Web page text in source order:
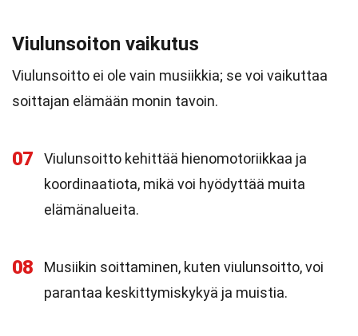
Viulunsoiton vaikutus
Viulunsoitto ei ole vain musiikkia; se voi vaikuttaa
soittajan elämään monin tavoin.
07
Viulunsoitto kehittää hienomotoriikkaa ja
koordinaatiota, mikä voi hyödyttää muita
elämänalueita.
08
Musiikin soittaminen, kuten viulunsoitto, voi
parantaa keskittymiskykyä ja muistia.